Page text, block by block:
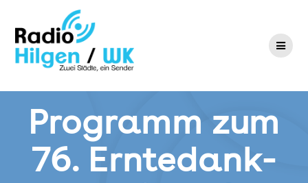
springen
Programm zum
76. Erntedank-